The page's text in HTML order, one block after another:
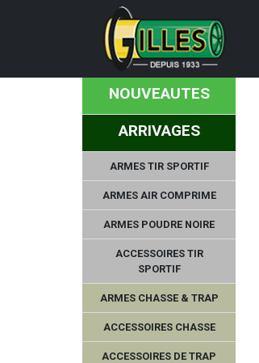
NOUVEAUTES
ARRIVAGES
ARMES TIR SPORTIF
ARMES AIR COMPRIME
ARMES POUDRE NOIRE
ACCESSOIRES TIR
SPORTIF
ARMES CHASSE & TRAP
ACCESSOIRES CHASSE
ACCESSOIRES DE TRAP